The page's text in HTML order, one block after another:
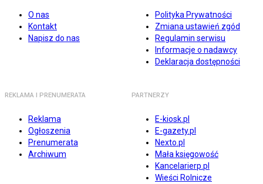
O nas
Kontakt
Napisz do nas
Polityka Prywatności
Zmiana ustawień zgód
Regulamin serwisu
Informacje o nadawcy
Deklaracja dostępności
REKLAMA I PRENUMERATA
Reklama
Ogłoszenia
Prenumerata
Archiwum
PARTNERZY
E-kiosk.pl
E-gazety.pl
Nexto.pl
Mała księgowość
Kancelarierp.pl
Wieści Rolnicze